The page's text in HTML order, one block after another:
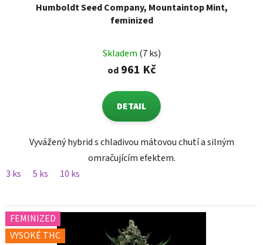
Humboldt Seed Company, Mountaintop Mint,
feminized
Skladem (7 ks)
od961 Kč
DETAIL
Vyvážený hybrid s chladivou mátovou chutí a silným
omračujícím efektem.
3 ks
5 ks 10 ks
FEMINIZED
VYSOKÉ THC